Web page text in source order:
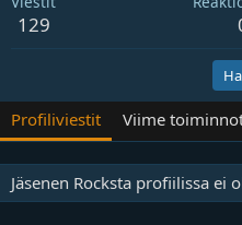
129
Profiliviestit Viime
Jäsenen Rocksta profiilissa ei